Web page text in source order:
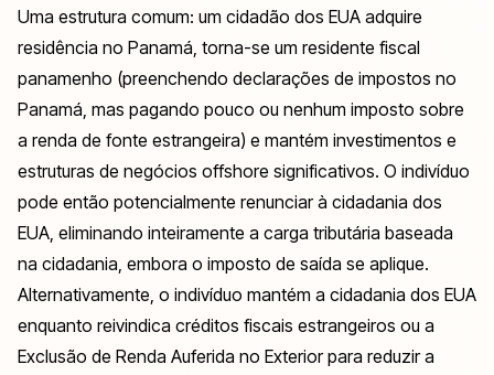
Uma estrutura comum: um cidadão dos EUA adquire
residência no Panamá, torna-se um residente fiscal
panamenho (preenchendo declarações de impostos no
Panamá, mas pagando pouco ou nenhum imposto sobre
a renda de fonte estrangeira) e mantém investimentos e
estruturas de negócios offshore significativos. O indivíduo
pode então potencialmente renunciar à cidadania dos
EUA, eliminando inteiramente a carga tributária baseada
na cidadania, embora o imposto de saída se aplique.
Alternativamente, o indivíduo mantém a cidadania dos EUA
enquanto reivindica créditos fiscais estrangeiros ou a
Exclusão de Renda Auferida no Exterior para reduzir a